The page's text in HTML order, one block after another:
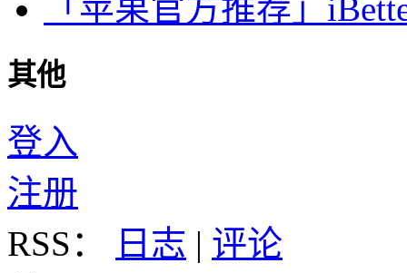
「苹果官方推荐」
其他
登入
注册
RSS：
日志 | 评论